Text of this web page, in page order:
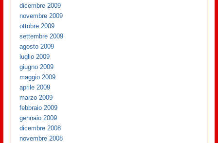
dicembre 2009
novembre 2009
ottobre 2009
settembre 2009
agosto 2009
luglio 2009
giugno 2009
maggio 2009
aprile 2009
marzo 2009
febbraio 2009
gennaio 2009
dicembre 2008
novembre 2008